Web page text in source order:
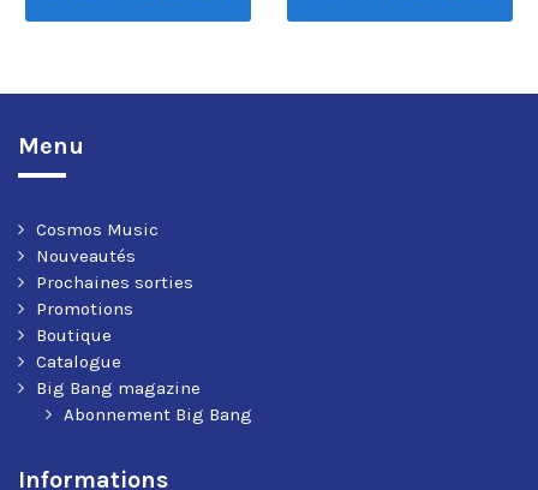
Menu
Cosmos Music
Nouveautés
Prochaines sorties
Promotions
Boutique
Catalogue
Big Bang magazine
Abonnement Big Bang
Informations